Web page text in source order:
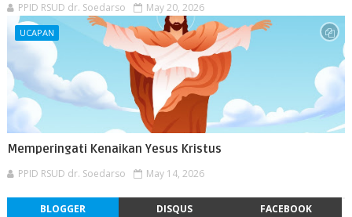
PPID RSUD dr. Soedarso May 20, 2026
UCAPAN
Memperingati Kenaikan Yesus Kristus
PPID RSUD dr. Soedarso May 14, 2026
BLOGGER DISQUS FACEBOOK